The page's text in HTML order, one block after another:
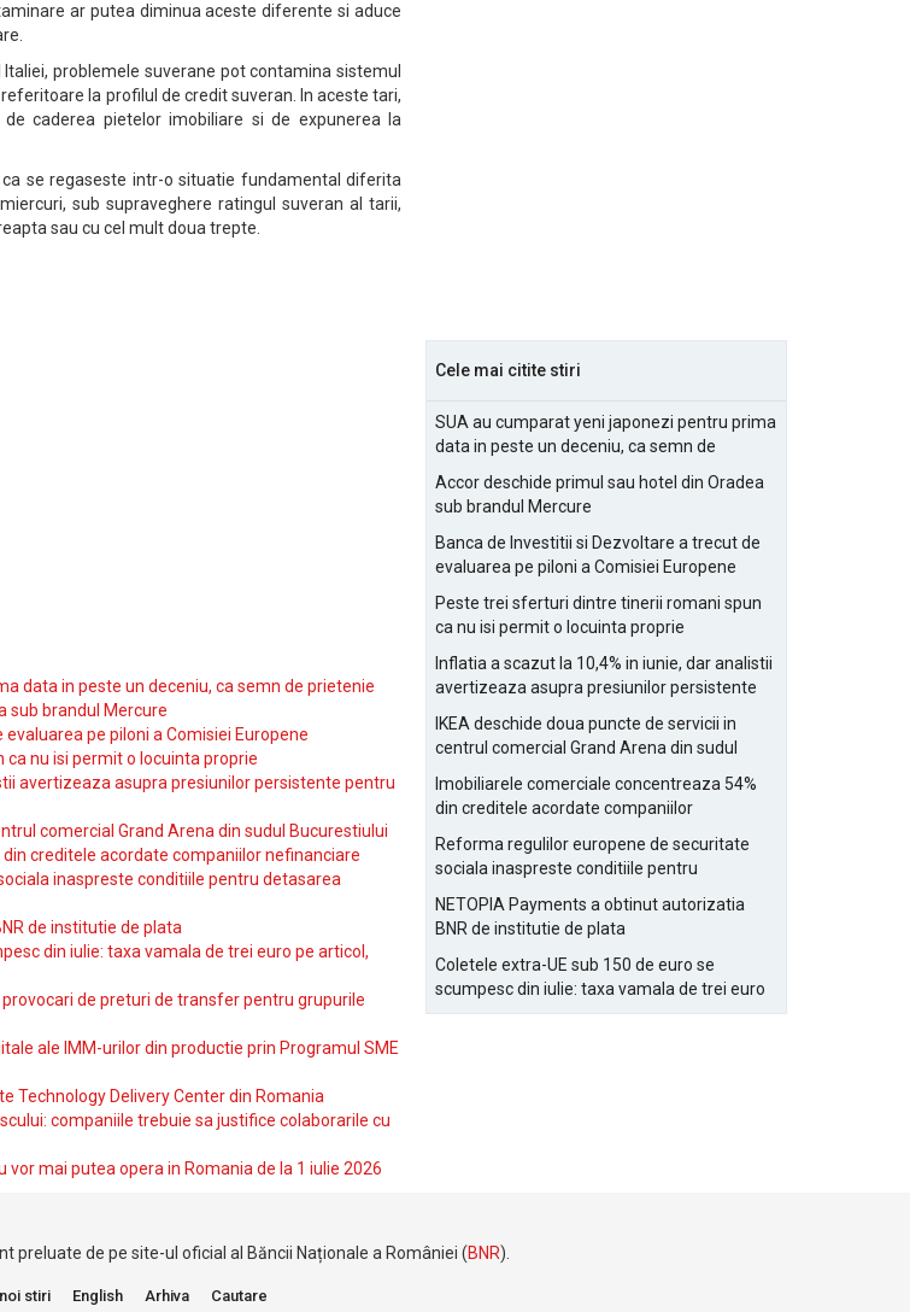
ar putea diminua aceste diferente si aduce
problemele suverane pot contamina sistemul
la profilul de credit suveran. In aceste tari,
caderea pietelor imobiliare si de expunerea la
se regaseste intr-o situatie fundamental diferita
sub supraveghere ratingul suveran al tarii,
sau cu cel mult doua trepte.
data in peste un deceniu, ca semn de prietenie
sub brandul Mercure
pe piloni a Comisiei Europene
nu isi permit o locuinta proprie
avertizeaza asupra presiunilor persistente pentru
comercial Grand Arena din sudul Bucurestiului
creditele acordate companiilor nefinanciare
inaspreste conditiile pentru detasarea
de institutie de plata
din iulie: taxa vamala de trei euro pe articol,
de preturi de transfer pentru grupurile
ale IMM-urilor din productie prin Programul SME
Technology Delivery Center din Romania
companiile trebuie sa justifice colaborarile cu
mai putea opera in Romania de la 1 iulie 2026
Cele mai citite stiri
SUA au cumparat yeni japonezi pentru prima
data in peste un deceniu, ca semn de
Accor deschide primul sau hotel din Oradea
sub brandul Mercure
Banca de Investitii si Dezvoltare a trecut de
evaluarea pe piloni a Comisiei Europene
Peste trei sferturi dintre tinerii romani spun
ca nu isi permit o locuinta proprie
Inflatia a scazut la 10,4% in iunie, dar analistii
avertizeaza asupra presiunilor persistente
IKEA deschide doua puncte de servicii in
centrul comercial Grand Arena din sudul
Imobiliarele comerciale concentreaza 54%
din creditele acordate companiilor
Reforma regulilor europene de securitate
sociala inaspreste conditiile pentru
NETOPIA Payments a obtinut autorizatia
BNR de institutie de plata
Coletele extra-UE sub 150 de euro se
scumpesc din iulie: taxa vamala de trei euro
pe articol, adaugata la taxa logistica
preluate de pe site-ul oficial al Băncii Naționale a României (BNR).
stiri English Arhiva Cautare